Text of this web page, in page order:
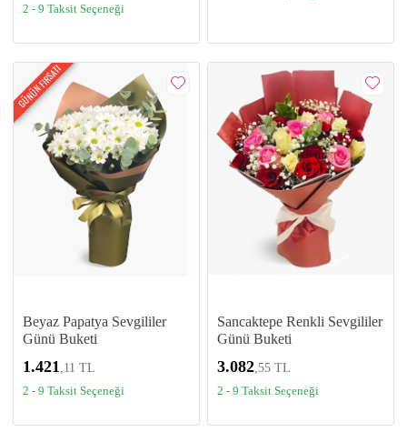
2 - 9 Taksit Seçeneği
GÜNÜN FIRSATI
Beyaz Papatya Sevgililer
Günü Buketi
1.421,11 TL
2 - 9 Taksit Seçeneği
Sancaktepe Renkli Sevgililer
Günü Buketi
3.082,55 TL
2 - 9 Taksit Seçeneği